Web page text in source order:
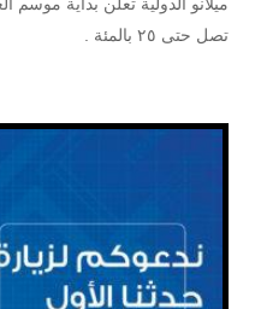
تصل حتى ٢٥ بالمئة .